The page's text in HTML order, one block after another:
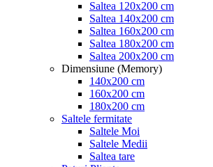
Saltea 120x200 cm
Saltea 140x200 cm
Saltea 160x200 cm
Saltea 180x200 cm
Saltea 200x200 cm
Dimensiune (Memory)
140x200 cm
160x200 cm
180x200 cm
Saltele fermitate
Saltele Moi
Saltele Medii
Saltea tare